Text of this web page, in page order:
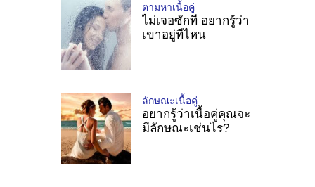
ตามหาเนื้อคู่
ไม่เจอซักที อยากรู้ว่า
เขาอยู่ทีไหน
ลักษณะเนื้อคู่
อยากรู้ว่าเนื้อคู่คุณจะ
มีลักษณะเช่นไร?